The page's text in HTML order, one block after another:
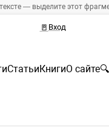
— выделите этот
🚪 Вход
СтатьиКнигиО сайте🔍